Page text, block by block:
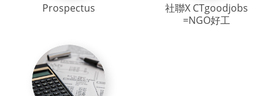
Prospectus
社聯X CTgoodjobs
=NGO好工